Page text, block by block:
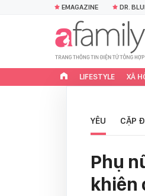
EMAGAZINE DR.
LIFESTYLE XÃ
YÊU CẶP
Phụ
khiên